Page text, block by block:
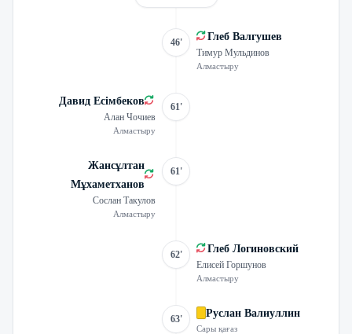
46' Глеб Валгушев
Тимур Мульдинов
Алмастыру
Давид Есімбеков
Алан Чочиев
Алмастыру
61'
Жансұлтан
Мұхаметханов
Сослан Такулов
Алмастыру
61'
62' Глеб Логиновский
Елисей Горшунов
Алмастыру
63' Руслан Валиуллин
Сары қағаз